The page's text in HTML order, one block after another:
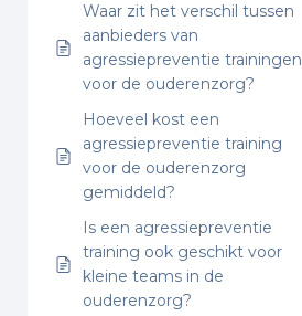
Waar zit het verschil tussen
aanbieders van
agressiepreventie trainingen
voor de ouderenzorg?
Hoeveel kost een
agressiepreventie training
voor de ouderenzorg
gemiddeld?
Is een agressiepreventie
training ook geschikt voor
kleine teams in de
ouderenzorg?